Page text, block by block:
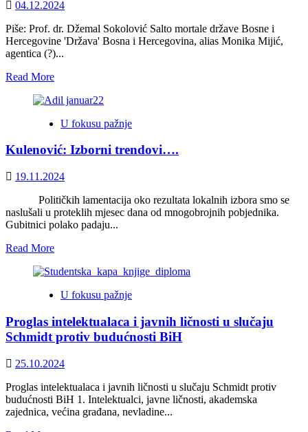
Negativna
Evropskog
suda
za
prava
bi
osnov
etnofederalizaciju
Gore
04.12.2024
Piše: Prof. dr. Džemal Sokolović Salto mortale države Bosne i
Hercegovine 'Država' Bosna i Hercegovina, alias Monika Mijić,
agentica (?)...
Read MoreRead
about
Salto
države
i
U fokusu pažnje
Kulenović: Izborni trendovi….
19.11.2024
Političkih lamentacija oko rezultata lokalnih izbora smo se
naslušali u proteklih mjesec dana od mnogobrojnih pobjednika.
Gubitnici polako padaju...
Read MoreRead
about
Izborni
U fokusu pažnje
Proglas intelektualaca i javnih ličnosti u slučaju
Schmidt protiv budućnosti BiH
25.10.2024
Proglas intelektualaca i javnih ličnosti u slučaju Schmidt protiv
budućnosti BiH 1. Intelektualci, javne ličnosti, akademska
zajednica, većina građana, nevladine...